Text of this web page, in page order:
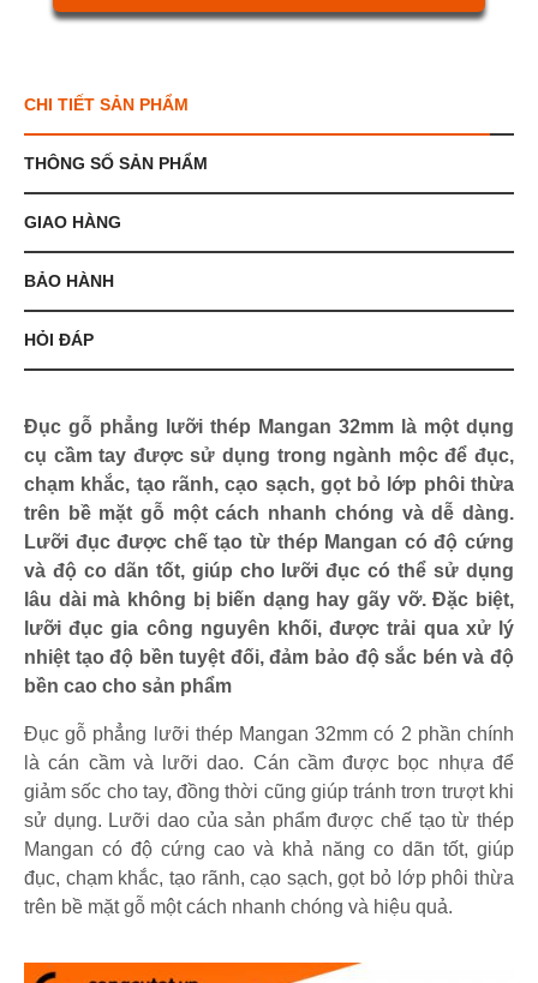
CHI TIẾT SẢN PHẨM
THÔNG SỐ SẢN PHẨM
GIAO HÀNG
BẢO HÀNH
HỎI ĐÁP
Đục gỗ phẳng lưỡi thép Mangan 32mm là một dụng
cụ cầm tay được sử dụng trong ngành mộc để đục,
chạm khắc, tạo rãnh, cạo sạch, gọt bỏ lớp phôi thừa
trên bề mặt gỗ một cách nhanh chóng và dễ dàng.
Lưỡi đục được chế tạo từ thép Mangan có độ cứng
và độ co dãn tốt, giúp cho lưỡi đục có thể sử dụng
lâu dài mà không bị biến dạng hay gãy vỡ. Đặc biệt,
lưỡi đục gia công nguyên khối, được trải qua xử lý
nhiệt tạo độ bền tuyệt đối, đảm bảo độ sắc bén và độ
bền cao cho sản phẩm
Đục gỗ phẳng lưỡi thép Mangan 32mm có 2 phần chính
là cán cầm và lưỡi dao. Cán cầm được bọc nhựa để
giảm sốc cho tay, đồng thời cũng giúp tránh trơn trượt khi
sử dụng. Lưỡi dao của sản phẩm được chế tạo từ thép
Mangan có độ cứng cao và khả năng co dãn tốt, giúp
đục, chạm khắc, tạo rãnh, cạo sạch, gọt bỏ lớp phôi thừa
trên bề mặt gỗ một cách nhanh chóng và hiệu quả.